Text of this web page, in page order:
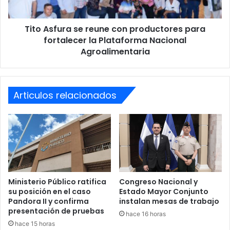
Corralito, colonia La Cañada, Altos de Santa Rosa, colonia
San Miguel, colonia Suyapa, colonia Víctor F. Ardón,
colonia Fuerza y Unidad, colonia Juan Lindo y colonia
la
Plataforma
Nacional
Agroalimentaria
Tito Asfura se reune con productores para
fortalecer la Plataforma Nacional
Agroalimentaria
Articulos relacionados
Ministerio Público ratifica
su posición en el caso
Pandora II y confirma
presentación de pruebas
hace 15 horas
Congreso Nacional y
Estado Mayor Conjunto
instalan mesas de trabajo
hace 16 horas